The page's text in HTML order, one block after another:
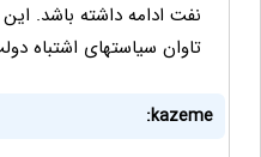
نفت ادامه داشته باشد.
تاوان سیاستهای اشتباه
kazeme: